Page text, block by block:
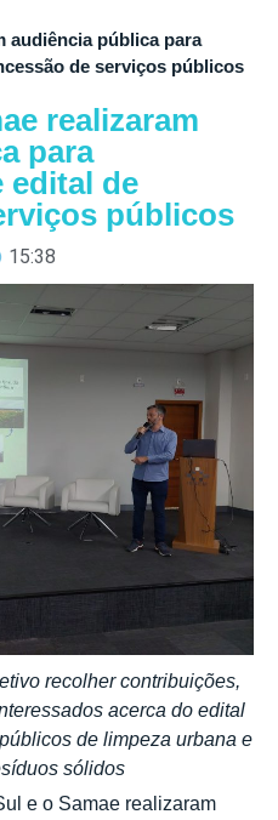
audiência pública para
de serviços públicos
realizaram
para
edital de
públicos
15:38
recolher contribuições,
acerca do edital
de limpeza urbana e
sólidos
e o Samae realizaram